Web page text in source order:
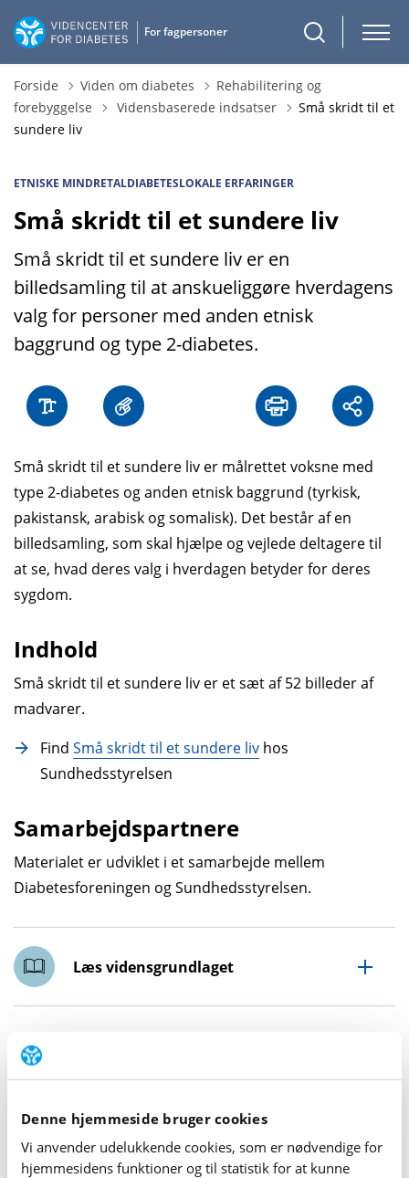
Denne hjemmeside bruger cookies
Vi anvender udelukkende cookies, som er nødvendige for
hjemme­sidens funktioner og til statistik for at kunne
Forside Viden om diabetes
Rehabilitering og
forebyggelse
Tilbage til
Vidensbaserede indsatser
Små skridt til et
sundere liv
ETNISKE MINDRETALDIABETESLOKALE ERFARINGER
Små skridt til et sundere liv
Små skridt til et sundere liv er en
billedsamling til at anskueliggøre hverdagens
valg for personer med anden etnisk
baggrund og type 2-diabetes.
Små skridt til et sundere liv er målrettet voksne med
type 2-diabetes og anden etnisk baggrund (tyrkisk,
pakistansk, arabisk og somalisk). Det består af en
billedsamling, som skal hjælpe og vejlede deltagere til
at se, hvad deres valg i hverdagen betyder for deres
sygdom.
Indhold
Små skridt til et sundere liv er et sæt af 52 billeder af
madvarer.
Find Små skridt til et sundere liv hos
Sundhedsstyrelsen
Samarbejdspartnere
Materialet er udviklet i et samarbejde mellem
Diabetesforeningen og Sundhedsstyrelsen.
Læs vidensgrundlaget
Find andre vidensbaserede indsatser